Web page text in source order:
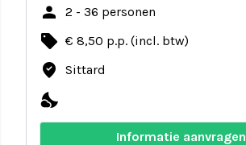
person 2 - 36 personen
local_offer € 8,50 p.p. (incl. btw)
where_to_vote Sittard
nights_stay
Informatie aanvragen